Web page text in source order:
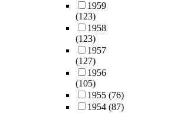
1959
(123)
1958
(123)
1957
(127)
1956
(105)
1955 (76)
1954 (87)